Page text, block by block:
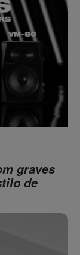
graves
de